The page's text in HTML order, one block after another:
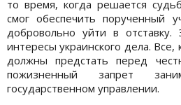
то время, когда решается
смог обеспечить порученный
добровольно уйти в отставку.
интересы украинского дела. Все,
должны предстать перед
пожизненный запрет
государственном управлении.